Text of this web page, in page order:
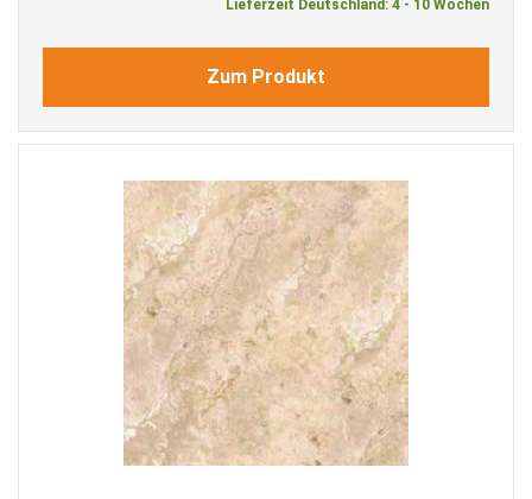
Lieferzeit Deutschland: 4 - 10 Wochen
Zum Produkt